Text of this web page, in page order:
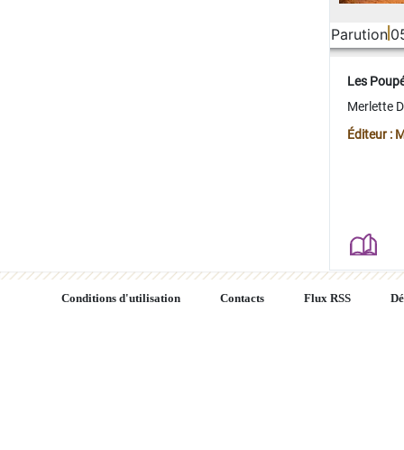
Parution
Les
Merlette
Éditeur :
Conditions d'utilisation Contacts Flux RSS